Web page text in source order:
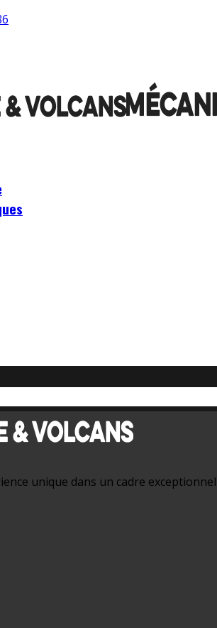
unique dans un cadre